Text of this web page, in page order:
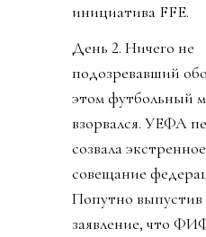
инициатива FFE.
День 2. Ничего не
подозревавший
этом футбольный
взорвался. УЕФА
созвала экстренное
совещание
Попутно выпустив
заявление, что